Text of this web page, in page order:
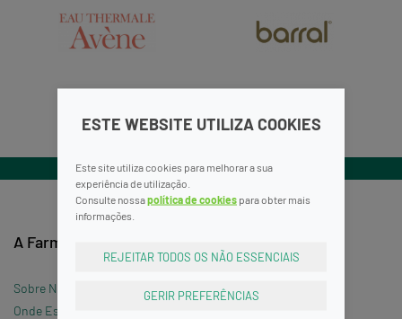
ESTE WEBSITE UTILIZA COOKIES
Este site utiliza cookies para melhorar a sua
experiência de utilização.
Consulte nossapolítica de cookies para obter mais
informações.
REJEITAR TODOS OS NÃO ESSENCIAIS
GERIR PREFERÊNCIAS
A Farmácia
Sobre Nós
Onde Estamos »
Termos e Condições